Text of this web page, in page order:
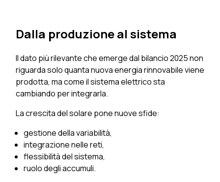
Dalla produzione al sistema
Il dato più rilevante che emerge dal bilancio 2025 non
riguarda solo quanta nuova energia rinnovabile viene
prodotta, ma come il sistema elettrico sta
cambiando per integrarla.
La crescita del solare pone nuove sfide:
gestione della variabilità,
integrazione nelle reti,
flessibilità del sistema,
ruolo degli accumuli.